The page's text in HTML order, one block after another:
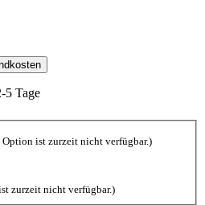
5 Tage
Option ist zurzeit nicht verfügbar.)
zurzeit nicht verfügbar.)